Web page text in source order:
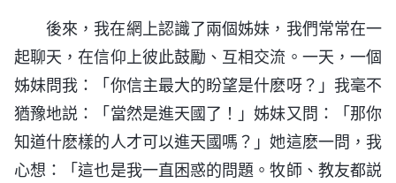
後來，我在網上認識了兩個姊妹，我們常常在一
起聊天，在信仰上彼此鼓勵、互相交流。一天，一個
姊妹問我：「你信主最大的盼望是什麽呀？」我毫不
猶豫地説：「當然是進天國了！」姊妹又問：「那你
知道什麽樣的人才可以進天國嗎？」她這麽一問，我
心想：「這也是我一直困惑的問題。牧師、教友都説